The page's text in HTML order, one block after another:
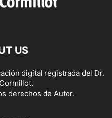
US
digital registrada del Dr.
derechos de Autor.